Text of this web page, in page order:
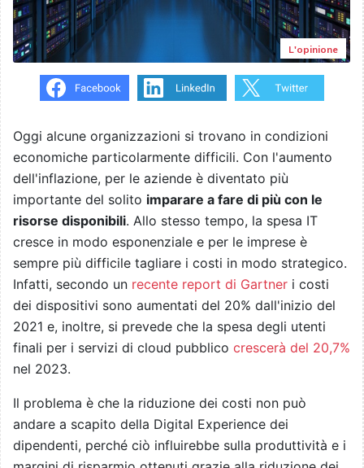
L'opinione
Oggi alcune organizzazioni si trovano in condizioni
economiche particolarmente difficili. Con l'aumento
dell'inflazione, per le aziende è diventato più
importante del solito imparare a fare di più con le
risorse disponibili. Allo stesso tempo, la spesa IT
cresce in modo esponenziale e per le imprese è
sempre più difficile tagliare i costi in modo strategico.
Infatti, secondo un recente report di Gartner i costi
dei dispositivi sono aumentati del 20% dall'inizio del
2021 e, inoltre, si prevede che la spesa degli utenti
finali per i servizi di cloud pubblico crescerà del 20,7%
nel 2023.
Il problema è che la riduzione dei costi non può
andare a scapito della Digital Experience dei
dipendenti, perché ciò influirebbe sulla produttività e i